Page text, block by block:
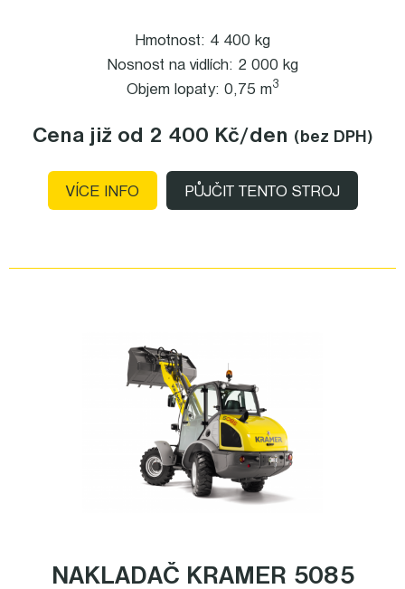
Hmotnost: 4 400 kg
Nosnost na vidlích: 2 000 kg
Objem lopaty: 0,75 m3
Cena již od 2 400 Kč/den (bez DPH)
VÍCE INFO PŮJČIT TENTO STROJ
NAKLADAČ KRAMER 5085